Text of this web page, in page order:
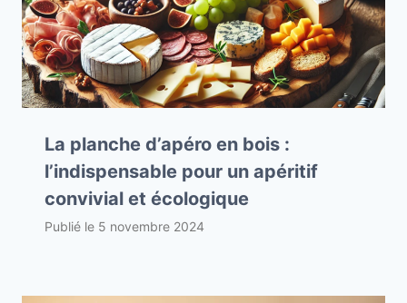
La planche d’apéro en bois :
l’indispensable pour un apéritif
convivial et écologique
Publié le 5 novembre 2024